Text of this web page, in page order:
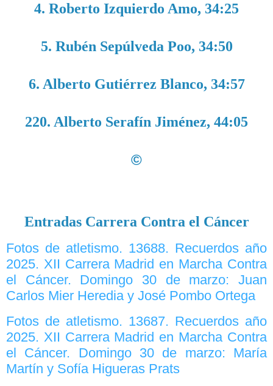
4. Roberto Izquierdo Amo, 34:25
5. Rubén Sepúlveda Poo, 34:50
6. Alberto Gutiérrez Blanco, 34:57
220. Alberto Serafín Jiménez, 44:05
©
Entradas Carrera Contra el Cáncer
Fotos de atletismo. 13688. Recuerdos año
2025. XII Carrera Madrid en Marcha Contra
el Cáncer. Domingo 30 de marzo: Juan
Carlos Mier Heredia y José Pombo Ortega
Fotos de atletismo. 13687. Recuerdos año
2025. XII Carrera Madrid en Marcha Contra
el Cáncer. Domingo 30 de marzo: María
Martín y Sofía Higueras Prats